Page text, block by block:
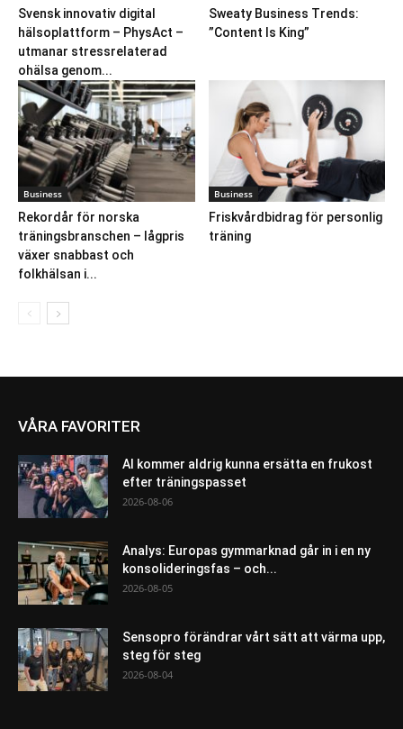
Svensk innovativ digital
hälsoplattform – PhysAct –
utmanar stressrelaterad
ohälsa genom...
Sweaty Business Trends:
”Content Is King”
Business
Rekordår för norska
träningsbranschen – lågpris
växer snabbast och
folkhälsan i...
Business
Friskvårdbidrag för personlig
träning
VÅRA FAVORITER
AI kommer aldrig kunna ersätta en frukost
efter träningspasset
2026-08-06
Analys: Europas gymmarknad går in i en ny
konsolideringsfas – och...
2026-08-05
Sensopro förändrar vårt sätt att värma upp,
steg för steg
2026-08-04